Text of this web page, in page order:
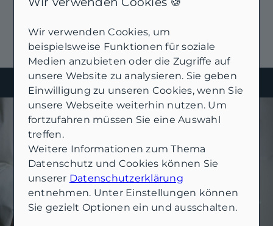
Sie suchen erfahrene Makler, die Ihre
Immobilie diskret verkaufen?
Sprechen Sie uns an.
Vertrauliche Abwicklung ohne
öffentliche Bekanntmachung.
Gezielte Ansprache von seriösen
Wir verwenden Cookies, um
beispielsweise Funktionen für soziale
Medien anzubieten oder die Zugriffe auf
unsere Website zu analysieren. Sie geben
Einwilligung zu unseren Cookies, wenn Sie
unsere Webseite weiterhin nutzen. Um
fortzufahren müssen Sie eine Auswahl
treffen.
Weitere Informationen zum Thema
Datenschutz und Cookies können Sie
unserer Datenschutzerklärung
entnehmen. Unter Einstellungen können
Sie gezielt Optionen ein und ausschalten.